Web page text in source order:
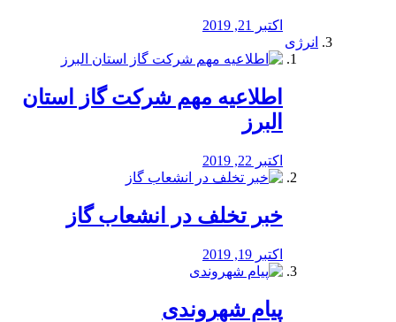
اکتبر 21, 2019
انرژی
️اطلاعیه مهم شرکت گاز استان
البرز
اکتبر 22, 2019
خبر تخلف در انشعاب گاز
اکتبر 19, 2019
پیام شهروندی